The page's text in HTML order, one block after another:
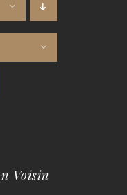
Voisin